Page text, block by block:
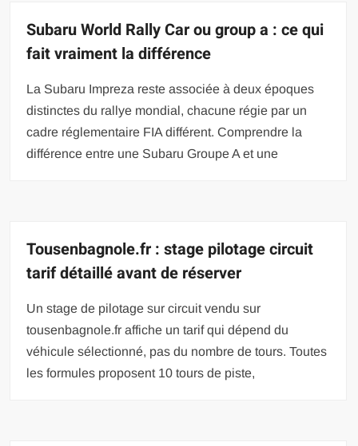
Subaru World Rally Car ou group a : ce qui
fait vraiment la différence
La Subaru Impreza reste associée à deux époques
distinctes du rallye mondial, chacune régie par un
cadre réglementaire FIA différent. Comprendre la
différence entre une Subaru Groupe A et une
Tousenbagnole.fr : stage pilotage circuit
tarif détaillé avant de réserver
Un stage de pilotage sur circuit vendu sur
tousenbagnole.fr affiche un tarif qui dépend du
véhicule sélectionné, pas du nombre de tours. Toutes
les formules proposent 10 tours de piste,